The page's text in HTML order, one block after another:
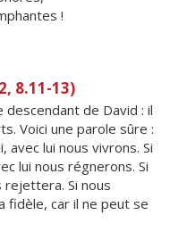
!
8.11-13)
descendant de David : il
Voici une parole sûre :
avec lui nous vivrons. Si
lui nous régnerons. Si
rejettera. Si nous
fidèle, car il ne peut se